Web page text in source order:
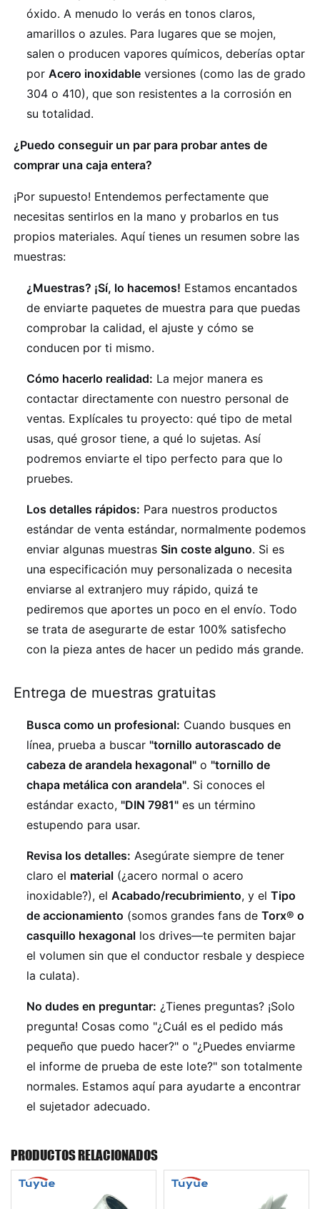
óxido. A menudo lo verás en tonos claros,
amarillos o azules. Para lugares que se mojen,
salen o producen vapores químicos, deberías optar
porAcero inoxidable versiones (como las de grado
304 o 410), que son resistentes a la corrosión en
su totalidad.
¿Puedo conseguir un par para probar antes de
comprar una caja entera?
¡Por supuesto! Entendemos perfectamente que
necesitas sentirlos en la mano y probarlos en tus
propios materiales. Aquí tienes un resumen sobre las
muestras:
¿Muestras? ¡Sí, lo hacemos! Estamos encantados
de enviarte paquetes de muestra para que puedas
comprobar la calidad, el ajuste y cómo se
conducen por ti mismo.
Cómo hacerlo realidad: La mejor manera es
contactar directamente con nuestro personal de
ventas. Explícales tu proyecto: qué tipo de metal
usas, qué grosor tiene, a qué lo sujetas. Así
podremos enviarte el tipo perfecto para que lo
pruebes.
Los detalles rápidos: Para nuestros productos
estándar de venta estándar, normalmente podemos
enviar algunas muestrasSin coste alguno. Si es
una especificación muy personalizada o necesita
enviarse al extranjero muy rápido, quizá te
pediremos que aportes un poco en el envío. Todo
se trata de asegurarte de estar 100% satisfecho
con la pieza antes de hacer un pedido más grande.
Entrega de muestras gratuitas
Busca como un profesional: Cuando busques en
línea, prueba a buscar "tornillo autorascado de
cabeza de arandela hexagonal" o "tornillo de
chapa metálica con arandela". Si conoces el
estándar exacto, "DIN 7981" es un término
estupendo para usar.
Revisa los detalles: Asegúrate siempre de tener
claro el material (¿acero normal o acero
inoxidable?), elAcabado/recubrimiento, y elTipo
de accionamiento (somos grandes fans deTorx® o
casquillo hexagonal los drives—te permiten bajar
el volumen sin que el conductor resbale y despiece
la culata).
No dudes en preguntar: ¿Tienes preguntas? ¡Solo
pregunta! Cosas como "¿Cuál es el pedido más
pequeño que puedo hacer?" o "¿Puedes enviarme
el informe de prueba de este lote?" son totalmente
normales. Estamos aquí para ayudarte a encontrar
el sujetador adecuado.
PRODUCTOS RELACIONADOS